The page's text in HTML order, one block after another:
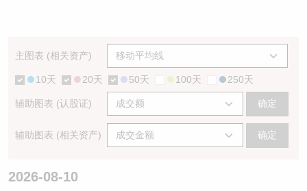
主图表 (相关资产)
10天 20天 50天 100天 250天
辅助图表 (认股证) 确定
辅助图表 (相关资产) 确定
2026-08-10